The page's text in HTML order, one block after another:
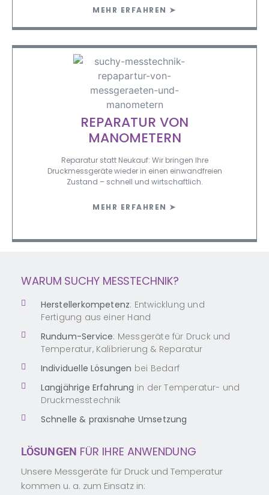
MEHR ERFAHREN ➤
REPARATUR VON
MANOMETERN
Reparatur statt Neukauf: Wir bringen Ihre
Druckmessgeräte wieder in einen einwandfreien
Zustand – schnell und wirtschaftlich.
MEHR ERFAHREN ➤
WARUM SUCHY MESSTECHNIK?
Herstellerkompetenz: Entwicklung und
Fertigung aus einer Hand
Rundum-Service: Messgeräte für Druck und
Temperatur, Kalibrierung & Reparatur
Individuelle Lösungen bei Bedarf
Langjährige Erfahrung in der Temperatur- und
Druckmesstechnik
Schnelle & praxisnahe Umsetzung
LÖSUNGEN FÜR IHRE ANWENDUNG
Unsere Messgeräte für Druck und Temperatur
kommen u. a. zum Einsatz in: